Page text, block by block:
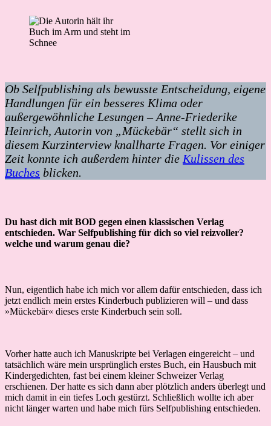
Ob Selfpublishing als bewusste Entscheidung, eigene
Handlungen für ein besseres Klima oder
außergewöhnliche Lesungen – Anne-Friederike
Heinrich, Autorin von „Mückebär“ stellt sich in
diesem Kurzinterview knallharte Fragen. Vor einiger
Zeit konnte ich außerdem hinter die Kulissen des
Buches blicken.
Du hast dich mit BOD gegen einen klassischen Verlag
entschieden. War Selfpublishing für dich so viel reizvoller?
welche und warum genau die?
Nun, eigentlich habe ich mich vor allem dafür entschieden, dass ich
jetzt endlich mein erstes Kinderbuch publizieren will – und dass
»Mückebär« dieses erste Kinderbuch sein soll.
Vorher hatte auch ich Manuskripte bei Verlagen eingereicht – und
tatsächlich wäre mein ursprünglich erstes Buch, ein Hausbuch mit
Kindergedichten, fast bei einem kleiner Schweizer Verlag
erschienen. Der hatte es sich dann aber plötzlich anders überlegt und
mich damit in ein tiefes Loch gestürzt. Schließlich wollte ich aber
nicht länger warten und habe mich fürs Selfpublishing entschieden.